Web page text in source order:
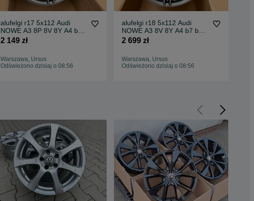
alufelgi r17 5x112 Audi
NOWE A3 8P 8V 8Y A4 b7
b8 b9 A6 c5 c6 c7 c8
2 149 zł
Warszawa, Ursus
Odświeżono dzisiaj o 08:56
alufelgi r18 5x112 Audi
NOWE A3 8V 8Y A4 b7 b8
b9 A6 c5 c6 c7 c8
2 699 zł
Warszawa, Ursus
Odświeżono dzisiaj o 08:56